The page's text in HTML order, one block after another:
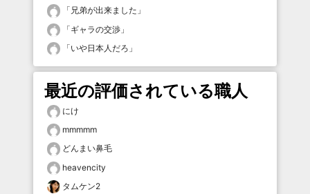
「 兄弟が出来ました 」
「ギャラの交渉 」
「いや日本人だろ 」
最近の評価されている職人
にけ
mmmmm
どんまい鼻毛
heavencity
タムケン2